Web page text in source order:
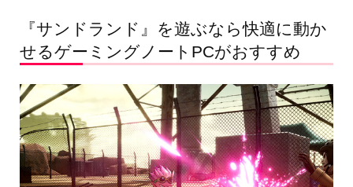
『サンドランド』を遊ぶなら快適に動か
せるゲーミングノートPCがおすすめ